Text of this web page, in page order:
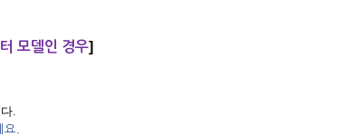
모델인 경우]
.
요.